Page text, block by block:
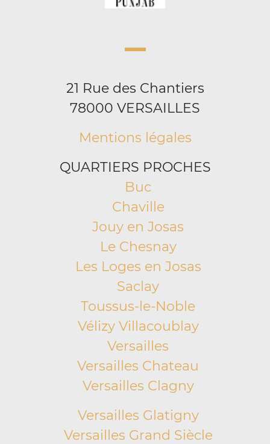
21 Rue des Chantiers
78000 VERSAILLES
Mentions légales
QUARTIERS PROCHES
Buc
Chaville
Jouy en Josas
Le Chesnay
Les Loges en Josas
Saclay
Toussus-le-Noble
Vélizy Villacoublay
Versailles
Versailles Chateau
Versailles Clagny
Versailles Glatigny
Versailles Grand Siècle